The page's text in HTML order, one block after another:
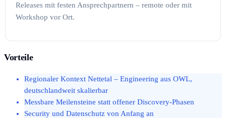
Releases mit festen Ansprechpartnern – remote oder mit
Workshop vor Ort.
Vorteile
Regionaler Kontext Nettetal – Engineering aus OWL,
deutschlandweit skalierbar
Messbare Meilensteine statt offener Discovery-Phasen
Security und Datenschutz von Anfang an